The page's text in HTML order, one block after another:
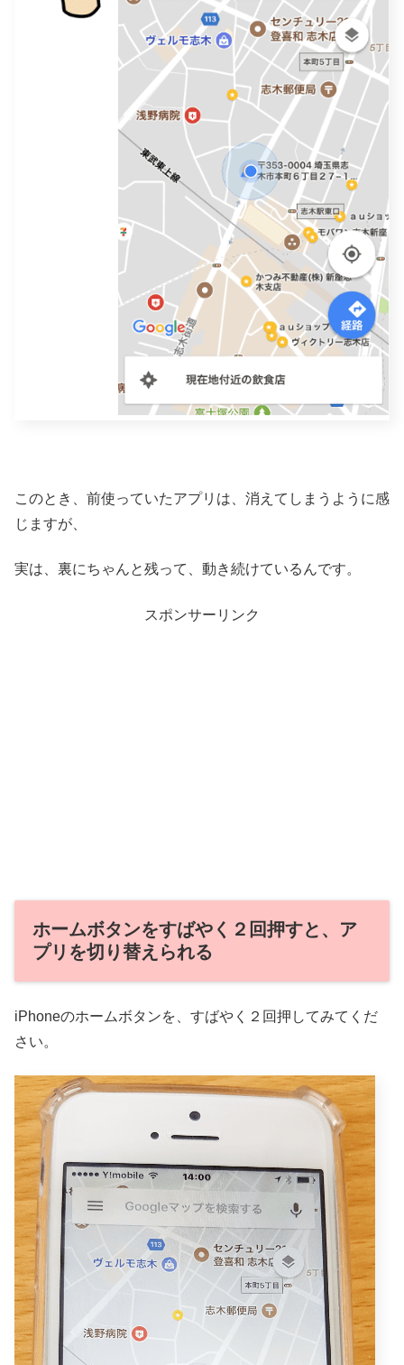
このとき、前使っていたアプリは、消えてしまうように感
じますが、
実は、裏にちゃんと残って、動き続けているんです。
スポンサーリンク
ホームボタンをすばやく２回押すと、ア
プリを切り替えられる
iPhoneのホームボタンを、すばやく２回押してみてくだ
さい。